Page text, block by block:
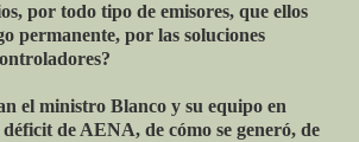
por todo tipo de emisores, que ellos
permanente, por las soluciones
el ministro Blanco y su equipo en
de AENA, de cómo se generó, de